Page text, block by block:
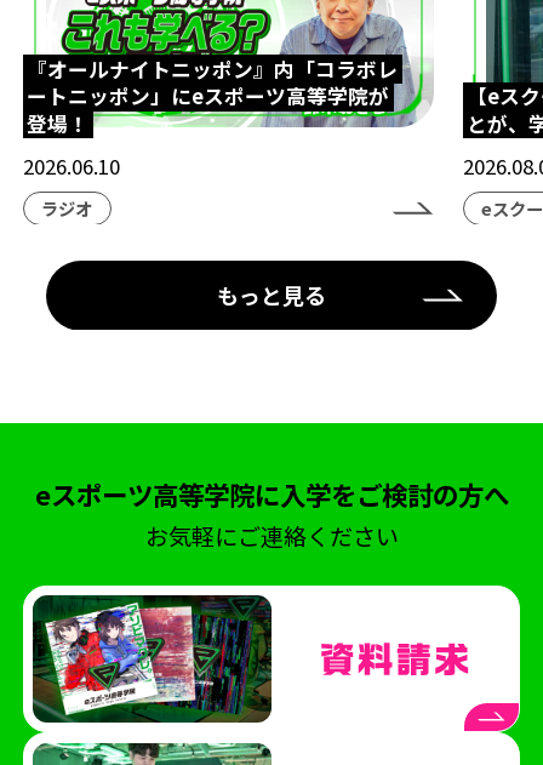
『オールナイトニッポン』内「コラボレ
ートニッポン」にeスポーツ高等学院が
登場！
2026.06.10
ラジオ
【eス
とが、
eスク
もっと見る
eスポーツ高等学院に入学をご検討の方へ
お気軽にご連絡ください